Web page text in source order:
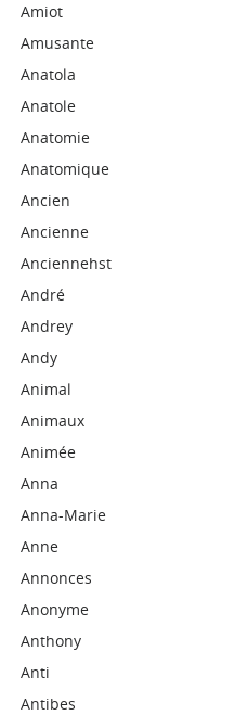
Amiot
Amusante
Anatola
Anatole
Anatomie
Anatomique
Ancien
Ancienne
Anciennehst
André
Andrey
Andy
Animal
Animaux
Animée
Anna
Anna-Marie
Anne
Annonces
Anonyme
Anthony
Anti
Antibes